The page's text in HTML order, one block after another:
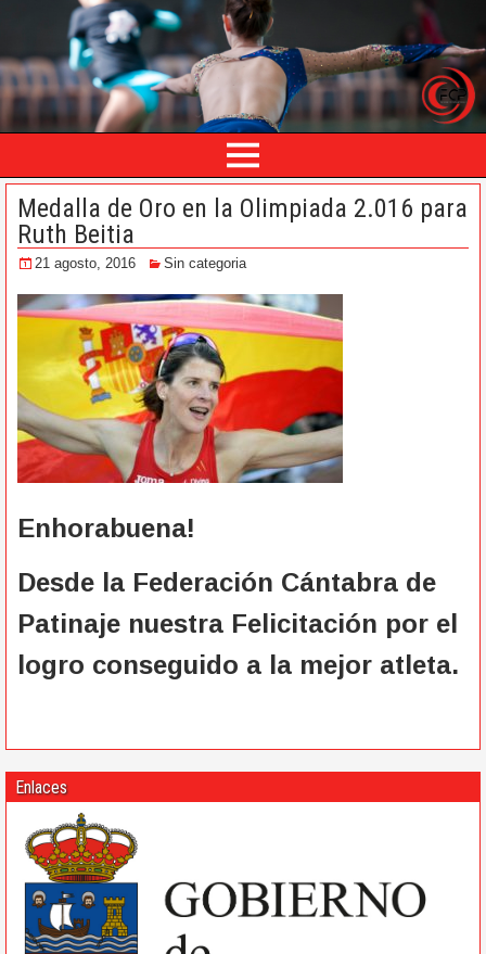
Medalla de Oro en la Olimpiada 2.016 para
Ruth Beitia
21 agosto, 2016 Sin categoria
Enhorabuena!
Desde la Federación Cántabra de
Patinaje nuestra Felicitación por el
logro conseguido a la mejor atleta.
Enlaces